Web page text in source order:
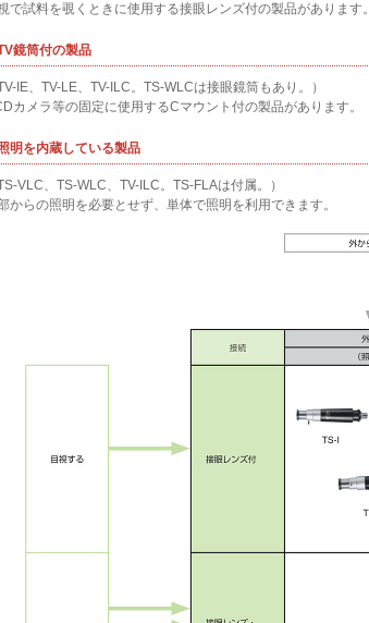
で試料を覗くときに使用する接眼レンズ付の製品があります。
鏡筒付の製品
IE、TV-LE、TV-ILC。TS-WLCは接眼鏡筒もあり。）
カメラ等の固定に使用するCマウント付の製品があります。
明を内蔵している製品
VLC、TS-WLC、TV-ILC。TS-FLAは付属。）
からの照明を必要とせず、単体で照明を利用できます。